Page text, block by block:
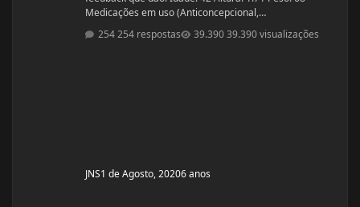
Medicações em uso (Anticoncepcional,
antidepressivo,anti hipertensivo, etc...): nenhuma
Problemas de Saúde e história de cirurgias: nenhuma
254 respostas 39.390 visualizações
JNS1 de Agosto, 20206 anos